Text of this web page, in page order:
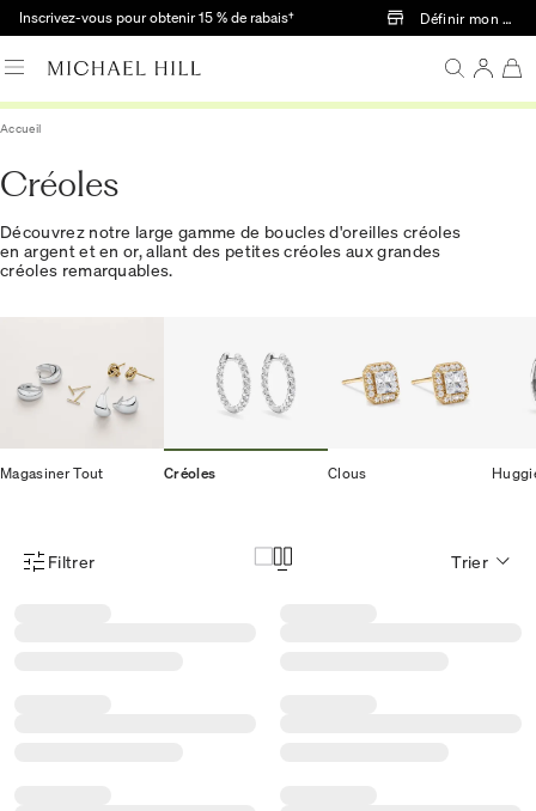
Passer au contenu principal
Inscrivez-vous pour obtenir 15 % de rabais† Définir mon
Accueil
Créoles
Découvrez notre large gamme de boucles d'oreilles créoles
en argent et en or, allant des petites créoles aux grandes
créoles remarquables.
Magasiner Tout Créoles Clous
Menu des filtres d'articles
Filtrer Trier